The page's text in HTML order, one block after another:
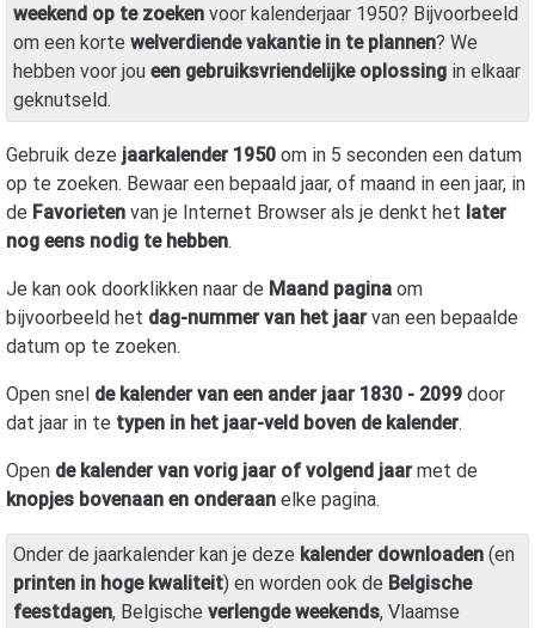
weekend op te zoeken voor kalenderjaar 1950? Bijvoorbeeld
om een korte welverdiende vakantie in te plannen? We
hebben voor jou een gebruiksvriendelijke oplossing in elkaar
geknutseld.
Gebruik deze jaarkalender 1950 om in 5 seconden een datum
op te zoeken. Bewaar een bepaald jaar, of maand in een jaar, in
de Favorieten van je Internet Browser als je denkt het later
nog eens nodig te hebben.
Je kan ook doorklikken naar de Maand pagina om
bijvoorbeeld het dag-nummer van het jaarvan een bepaalde
datum op te zoeken.
Open snel de kalender van een ander jaar 1830 - 2099 door
dat jaar in te typen in het jaar-veld boven de kalender.
Open de kalender van vorig jaar of volgend jaarmet de
knopjes bovenaan en onderaan elke pagina.
Onder de jaarkalender kan je deze kalender downloaden (en
printen in hoge kwaliteit) en worden ook de Belgische
feestdagen, Belgische verlengde weekends, Vlaamse